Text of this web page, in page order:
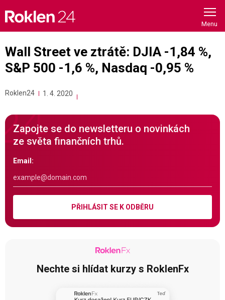
content
Wall Street ve ztrátě: DJIA -1,84 %,
S&P 500 -1,6 %, Nasdaq -0,95 %
Roklen24 1. 4. 2020
Zapojte se do newsletteru o novinkách
ze světa finančních trhů.
Email:
PŘIHLÁSIT SE K ODBĚRU
Nechte si hlídat kurzy s RoklenFx